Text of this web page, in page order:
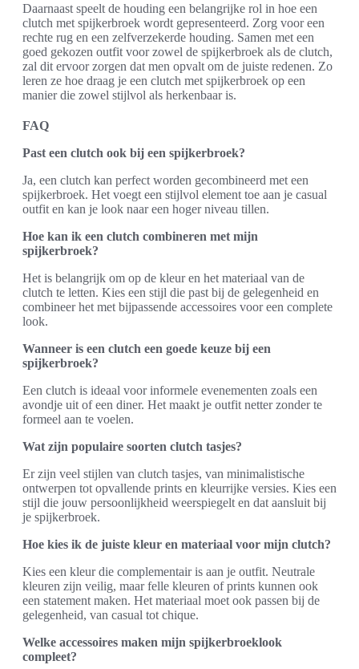
Daarnaast speelt de houding een belangrijke rol in hoe een
clutch met spijkerbroek wordt gepresenteerd. Zorg voor een
rechte rug en een zelfverzekerde houding. Samen met een
goed gekozen outfit voor zowel de spijkerbroek als de clutch,
zal dit ervoor zorgen dat men opvalt om de juiste redenen. Zo
leren ze hoe draag je een clutch met spijkerbroek op een
manier die zowel stijlvol als herkenbaar is.
FAQ
Past een clutch ook bij een spijkerbroek?
Ja, een clutch kan perfect worden gecombineerd met een
spijkerbroek. Het voegt een stijlvol element toe aan je casual
outfit en kan je look naar een hoger niveau tillen.
Hoe kan ik een clutch combineren met mijn
spijkerbroek?
Het is belangrijk om op de kleur en het materiaal van de
clutch te letten. Kies een stijl die past bij de gelegenheid en
combineer het met bijpassende accessoires voor een complete
look.
Wanneer is een clutch een goede keuze bij een
spijkerbroek?
Een clutch is ideaal voor informele evenementen zoals een
avondje uit of een diner. Het maakt je outfit netter zonder te
formeel aan te voelen.
Wat zijn populaire soorten clutch tasjes?
Er zijn veel stijlen van clutch tasjes, van minimalistische
ontwerpen tot opvallende prints en kleurrijke versies. Kies een
stijl die jouw persoonlijkheid weerspiegelt en dat aansluit bij
je spijkerbroek.
Hoe kies ik de juiste kleur en materiaal voor mijn clutch?
Kies een kleur die complementair is aan je outfit. Neutrale
kleuren zijn veilig, maar felle kleuren of prints kunnen ook
een statement maken. Het materiaal moet ook passen bij de
gelegenheid, van casual tot chique.
Welke accessoires maken mijn spijkerbroeklook
compleet?